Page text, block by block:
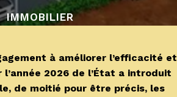
IMMOBILIER
à améliorer l’efficacité et
2026 de l’État a introduit
de moitié pour être précis, les